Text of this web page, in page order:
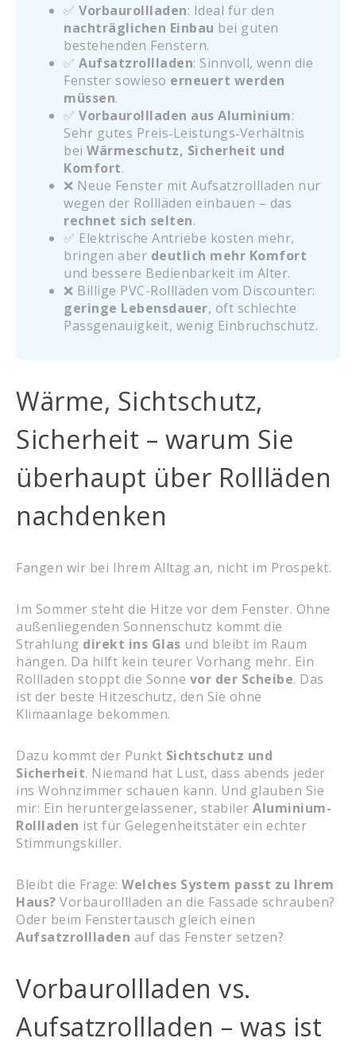
✅ Vorbaurollladen: Ideal für den
nachträglichen Einbau bei guten
bestehenden Fenstern.
✅ Aufsatzrollladen: Sinnvoll, wenn die
Fenster sowieso erneuert werden
müssen.
✅ Vorbaurollladen aus Aluminium:
Sehr gutes Preis‑Leistungs‑Verhältnis
bei Wärmeschutz, Sicherheit und
Komfort.
❌ Neue Fenster mit Aufsatzrollladen nur
wegen der Rollläden einbauen – das
rechnet sich selten.
✅ Elektrische Antriebe kosten mehr,
bringen aber deutlich mehr Komfort
und bessere Bedienbarkeit im Alter.
❌ Billige PVC-Rollläden vom Discounter:
geringe Lebensdauer, oft schlechte
Passgenauigkeit, wenig Einbruchschutz.
Wärme, Sichtschutz,
Sicherheit – warum Sie
überhaupt über Rollläden
nachdenken
Fangen wir bei Ihrem Alltag an, nicht im Prospekt.
Im Sommer steht die Hitze vor dem Fenster. Ohne
außenliegenden Sonnenschutz kommt die
Strahlung direkt ins Glas und bleibt im Raum
hängen. Da hilft kein teurer Vorhang mehr. Ein
Rollladen stoppt die Sonne vor der Scheibe. Das
ist der beste Hitzeschutz, den Sie ohne
Klimaanlage bekommen.
Dazu kommt der Punkt Sichtschutz und
Sicherheit. Niemand hat Lust, dass abends jeder
ins Wohnzimmer schauen kann. Und glauben Sie
mir: Ein heruntergelassener, stabiler Aluminium-
Rollladen ist für Gelegenheitstäter ein echter
Stimmungskiller.
Bleibt die Frage: Welches System passt zu Ihrem
Haus? Vorbaurollladen an die Fassade schrauben?
Oder beim Fenstertausch gleich einen
Aufsatzrollladen auf das Fenster setzen?
Vorbaurollladen vs.
Aufsatzrollladen – was ist